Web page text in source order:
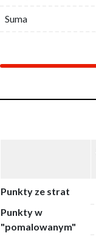
Suma
Suma
Punkty ze strat
Punkty w
"pomalowanym"